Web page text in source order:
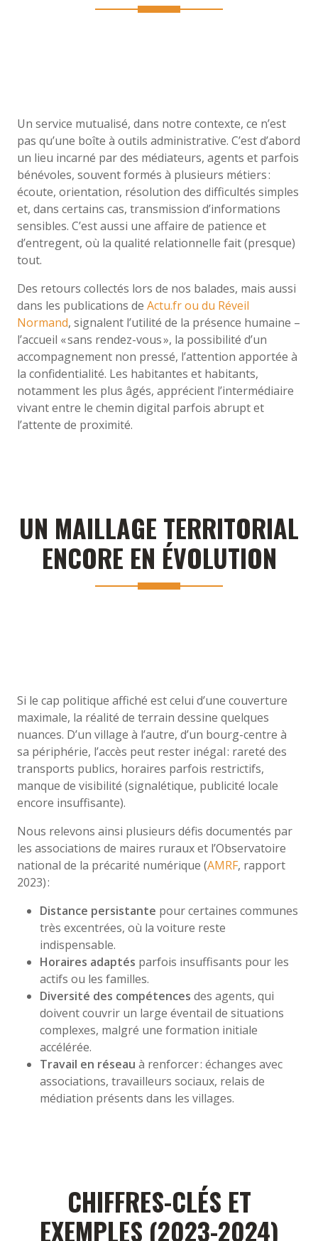
Un service mutualisé, dans notre contexte, ce n’est
pas qu’une boîte à outils administrative. C’est d’abord
un lieu incarné par des médiateurs, agents et parfois
bénévoles, souvent formés à plusieurs métiers :
écoute, orientation, résolution des difficultés simples
et, dans certains cas, transmission d’informations
sensibles. C’est aussi une affaire de patience et
d’entregent, où la qualité relationnelle fait (presque)
tout.
Des retours collectés lors de nos balades, mais aussi
dans les publications de Actu.fr ou du Réveil
Normand, signalent l’utilité de la présence humaine –
l’accueil « sans rendez-vous », la possibilité d’un
accompagnement non pressé, l’attention apportée à
la confidentialité. Les habitantes et habitants,
notamment les plus âgés, apprécient l’intermédiaire
vivant entre le chemin digital parfois abrupt et
l’attente de proximité.
UN MAILLAGE TERRITORIAL
ENCORE EN ÉVOLUTION
Si le cap politique affiché est celui d’une couverture
maximale, la réalité de terrain dessine quelques
nuances. D’un village à l’autre, d’un bourg-centre à
sa périphérie, l’accès peut rester inégal : rareté des
transports publics, horaires parfois restrictifs,
manque de visibilité (signalétique, publicité locale
encore insuffisante).
Nous relevons ainsi plusieurs défis documentés par
les associations de maires ruraux et l’Observatoire
national de la précarité numérique (AMRF, rapport
2023) :
Distance persistante pour certaines communes
très excentrées, où la voiture reste
indispensable.
Horaires adaptés parfois insuffisants pour les
actifs ou les familles.
Diversité des compétences des agents, qui
doivent couvrir un large éventail de situations
complexes, malgré une formation initiale
accélérée.
Travail en réseau à renforcer : échanges avec
associations, travailleurs sociaux, relais de
médiation présents dans les villages.
CHIFFRES-CLÉS ET
EXEMPLES (2023-2024)